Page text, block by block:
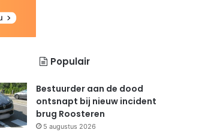
Populair
Bestuurder aan de dood
ontsnapt bij nieuw incident
brug Roosteren
5 augustus 2026